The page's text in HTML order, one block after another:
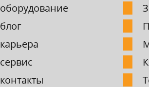
обоpудование
блог
карьера
сервис
контакты